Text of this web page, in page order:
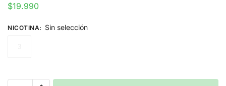
$19.990
NICOTINA: Sin selección